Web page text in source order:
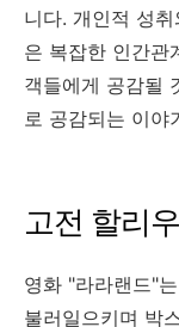
니다. 개인적 성
은 복잡한 인간관
객들에게 공감될
로 공감되는 이야
고전 할리
영화 "라라랜드"
불러일으키며 박